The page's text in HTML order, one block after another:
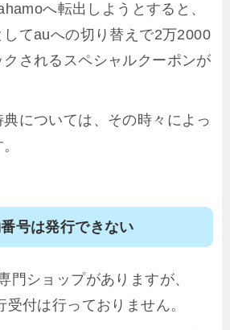
へ転出しようとすると、
てauへの切り替えで2万2000
クされるスペシャルクーポンが
については、その時々によっ
号は発行できない
門ショップがありますが、
付は行っておりません。